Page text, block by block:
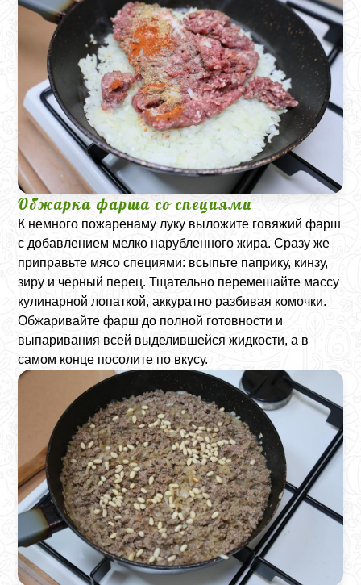
Обжарка фарша со специями
К немного пожаренаму луку выложите говяжий фарш
с добавлением мелко нарубленного жира. Сразу же
приправьте мясо специями: всыпьте паприку, кинзу,
зиру и черный перец. Тщательно перемешайте массу
кулинарной лопаткой, аккуратно разбивая комочки.
Обжаривайте фарш до полной готовности и
выпаривания всей выделившейся жидкости, а в
самом конце посолите по вкусу.